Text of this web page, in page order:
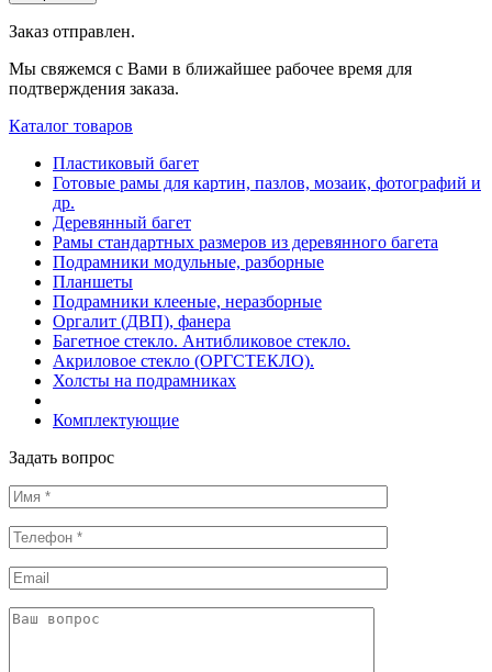
Заказ отправлен.
Мы свяжемся с Вами в ближайшее рабочее время для
подтверждения заказа.
Каталог товаров
Пластиковый багет
Готовые рамы для картин, пазлов, мозаик, фотографий и
др.
Деревянный багет
Рамы стандартных размеров из деревянного багета
Подрамники модульные, разборные
Планшеты
Подрамники клееные, неразборные
Оргалит (ДВП), фанера
Багетное стекло. Антибликовое стекло.
Акриловое стекло (ОРГСТЕКЛО).
Холсты на подрамниках
Комплектующие
Задать вопрос